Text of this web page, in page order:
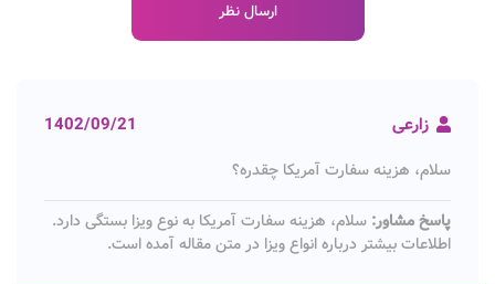
زارعی 1402/09/21
سلام، هزینه سفارت آمریکا چقدره؟
پاسخ مشاور: سلام، هزینه سفارت آمریکا به نوع ویزا بستگی دارد.
اطلاعات بیشتر درباره انواع ویزا در متن مقاله آمده است.